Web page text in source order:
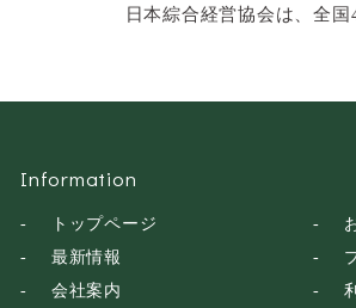
俳優・タレント・モ
落語・講談・色物
日本綜合経営協会は、全
Information
トップページ
最新情報
会社案内